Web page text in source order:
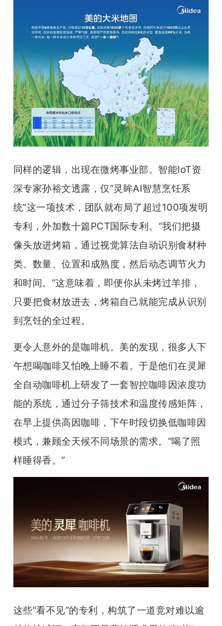
同样的逻辑，出现在微烤事业部。智能IoT资
深专家孙裕文透露，仅“灵眸AI智慧烹饪系
统”这一项技术，团队就布局了超过100项发明
专利，外加数十篇PCT国际专利。“我们把摄
像头放进烤箱，通过视觉算法自动识别食材种
类、数量、位置和成熟度，然后动态调节火力
和时间。”这意味着，即便你从未烤过羊排，
只要把食材放进去，烤箱自己就能完成从识别
到烹饪的全过程。
更令人意外的是咖啡机。美的发现，很多人下
午想喝咖啡又怕晚上睡不着。于是他们在灵犀
全自动咖啡机上研发了一套智控咖啡因浓度功
能的系统，通过分子筛技术和温度传感矩阵，
在早上提供高因咖啡，下午时段切换低咖啡因
模式，兼顾全天候不同场景的需求。“喝了照
样睡得香。”
这些“看不见”的专利，构筑了一道竞对难以逾